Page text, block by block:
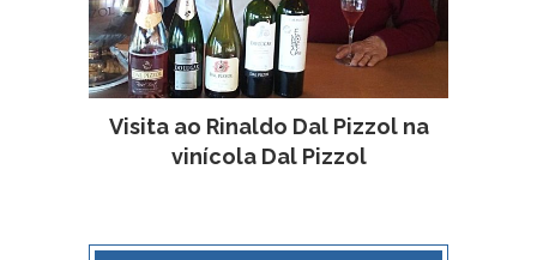
Visita ao Rinaldo Dal Pizzol na
vinícola Dal Pizzol